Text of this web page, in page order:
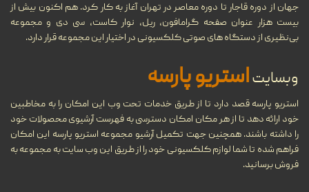
11
شهریور
مروری بر دستگاه‌های مختلف
...
22
مرداد
گرامافون چیست؟
جهان از دوره قاجار تا دوره معاصر در تهران آغاز به کار کرد. هم اکنون بیش از
بیست هزار عنوان صفحه گرامافون، ریل، نوار کاست، سی دی و مجموعه
بی‌نظیری از دستگاه های صوتی کلکسیونی در اختیار این مجموعه قرار دارد.
وبسایتاستریو پارسه
استریو پارسه قصد دارد تا از طریق خدمات تحت وب این امکان را به مخاطبین
خود ارائه دهد تا از هر مکان امکان دسترسی به فهرست آرشیوی محصولات خود
را داشته باشند. همچنین جهت تکمیل آرشیو مجموعه استریو پارسه این امکان
فراهم شده تا شما لوازم کلکسیونی خود را از طریق این وب سایت به مجموعه به
فروش برسانید.